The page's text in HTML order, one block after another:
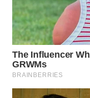
SUKABUMI
WN
PURWAKARTA
PRIANGAN